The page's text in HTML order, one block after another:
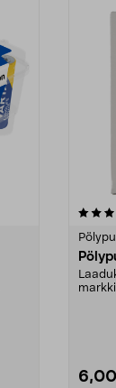
6,00